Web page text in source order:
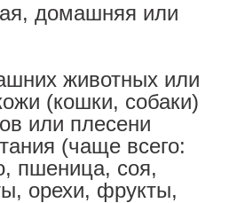
домашняя или
животных или
(кошки, собаки)
или плесени
(чаще всего:
пшеница, соя,
орехи, фрукты,